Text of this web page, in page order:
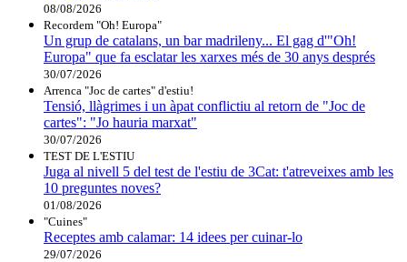
08/08/2026
Recordem "Oh! Europa"
Un grup de catalans, un bar madrileny... El gag d'"Oh!
Europa" que fa esclatar les xarxes més de 30 anys després
30/07/2026
Arrenca "Joc de cartes" d'estiu!
Tensió, llàgrimes i un àpat conflictiu al retorn de "Joc de
cartes": "Jo hauria marxat"
30/07/2026
TEST DE L'ESTIU
Juga al nivell 5 del test de l'estiu de 3Cat: t'atreveixes amb les
10 preguntes noves?
01/08/2026
"Cuines"
Receptes amb calamar: 14 idees per cuinar-lo
29/07/2026